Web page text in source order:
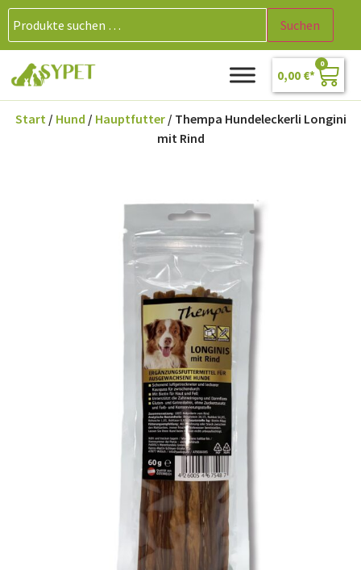
Suchen
0,00 €
0
Start/ Hund / Hauptfutter/ Thempa Hundeleckerli Longini
mit Rind